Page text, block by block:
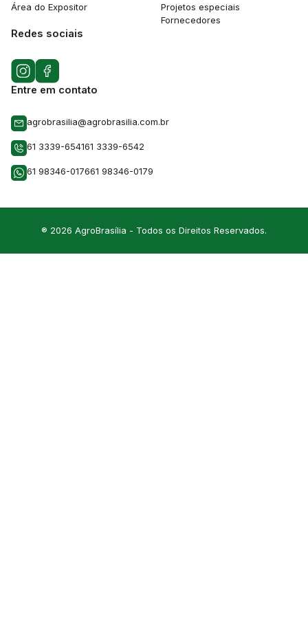
Área do Expositor
Projetos especiais
Fornecedores
Redes sociais
Entre em contato
agrobrasilia@agrobrasilia.com.br
61 3339-654161 3339-6542
61 98346-017661 98346-0179
® 2026 AgroBrasília - Todos os Direitos Reservados.